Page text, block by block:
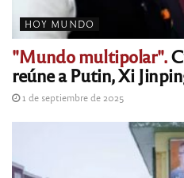
HOY MUNDO
"Mundo multipolar".
reúne a Putin, Xi
1 de septiembre de 2025